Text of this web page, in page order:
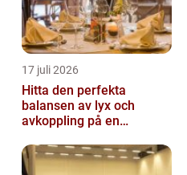
17 juli 2026
Hitta den perfekta
balansen av lyx och
avkoppling på en
Östermalm